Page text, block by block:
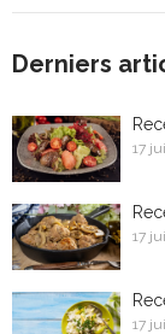
Derniers
17
17
17